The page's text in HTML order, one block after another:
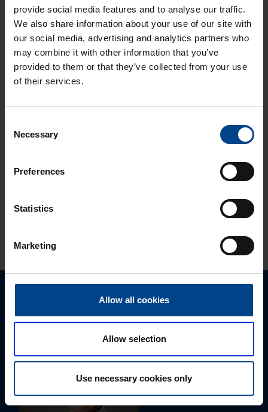
provide social media features and to analyse our traffic.
We also share information about your use of our site with
our social media, advertising and analytics partners who
may combine it with other information that you’ve
provided to them or that they’ve collected from your use
of their services.
Selection
Necessary
Preferences
Statistics
Marketing
Allow all cookies
Allow selection
Use necessary cookies only
Elekt­ri­ar­vesti, 1-faa­si­line, 40A ,1
moo­dul, MBUS, MID
Tootekood: ECM140D
Elekt­ri­ar­vesti, 1-faa­si­line, 80A, 2
Elekt­ri­ar­vesti, 1-faa­si­line, 3x80A, 4
Mini­kilp Gamma, 2 moo­du­lit, IP30,
Palun võtke meiega ühendust